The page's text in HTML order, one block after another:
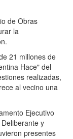
de Obras
la
21 millones de
Hace" del
realizadas,
al vecino una
Ejecutivo
y
presentes